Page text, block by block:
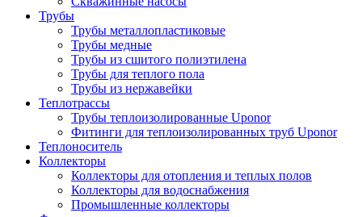
Трубы
Трубы металлопластиковые
Трубы медные
Трубы из сшитого полиэтилена
Трубы для теплого пола
Трубы из нержавейки
Теплотрассы
Трубы теплоизолированные Uponor
Фитинги для теплоизолированных труб Uponor
Теплоноситель
Коллекторы
Коллекторы для отопления и теплых полов
Коллекторы для водоснабжения
Промышленные коллекторы